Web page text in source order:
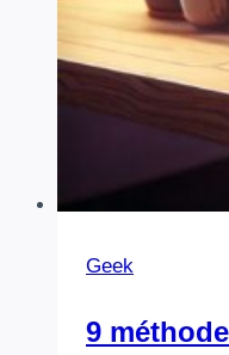
Geek
9